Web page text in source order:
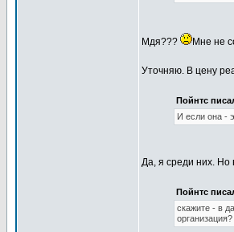
Мдя??? Мне не
Уточняю. В цену
Пойнтс
И если она -
Да, я среди них. Но
Пойнтс
скажите - в